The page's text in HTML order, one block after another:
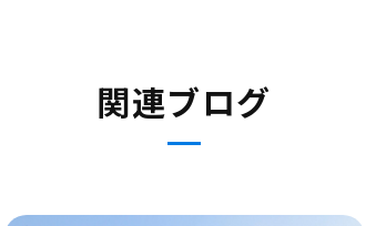
関連ブログ